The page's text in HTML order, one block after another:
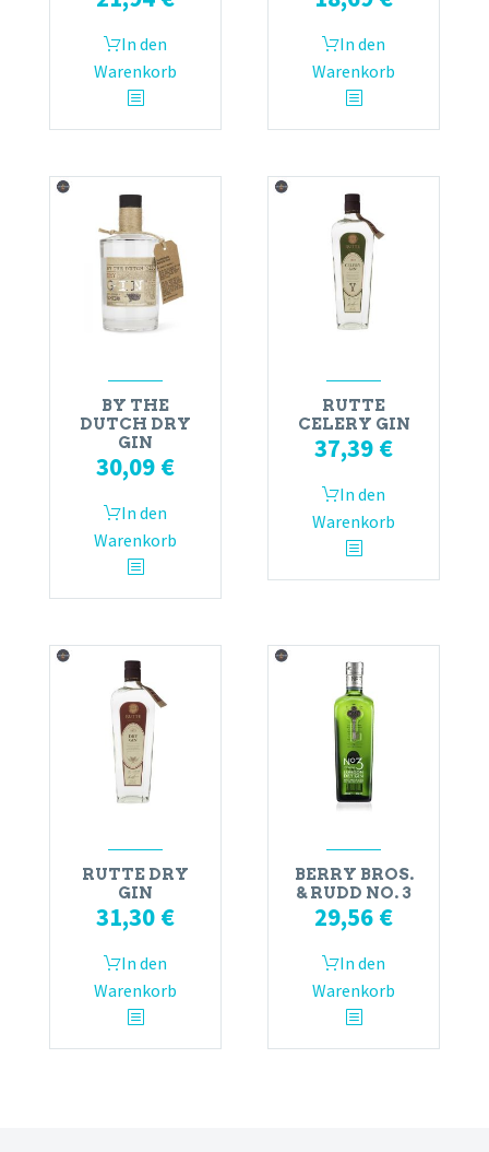
In den
Warenkorb
In den
Warenkorb
BY THE
DUTCH DRY
GIN
30,09 €
In den
Warenkorb
RUTTE
CELERY GIN
37,39 €
In den
Warenkorb
RUTTE DRY
GIN
31,30 €
In den
Warenkorb
BERRY BROS.
& RUDD NO. 3
29,56 €
In den
Warenkorb